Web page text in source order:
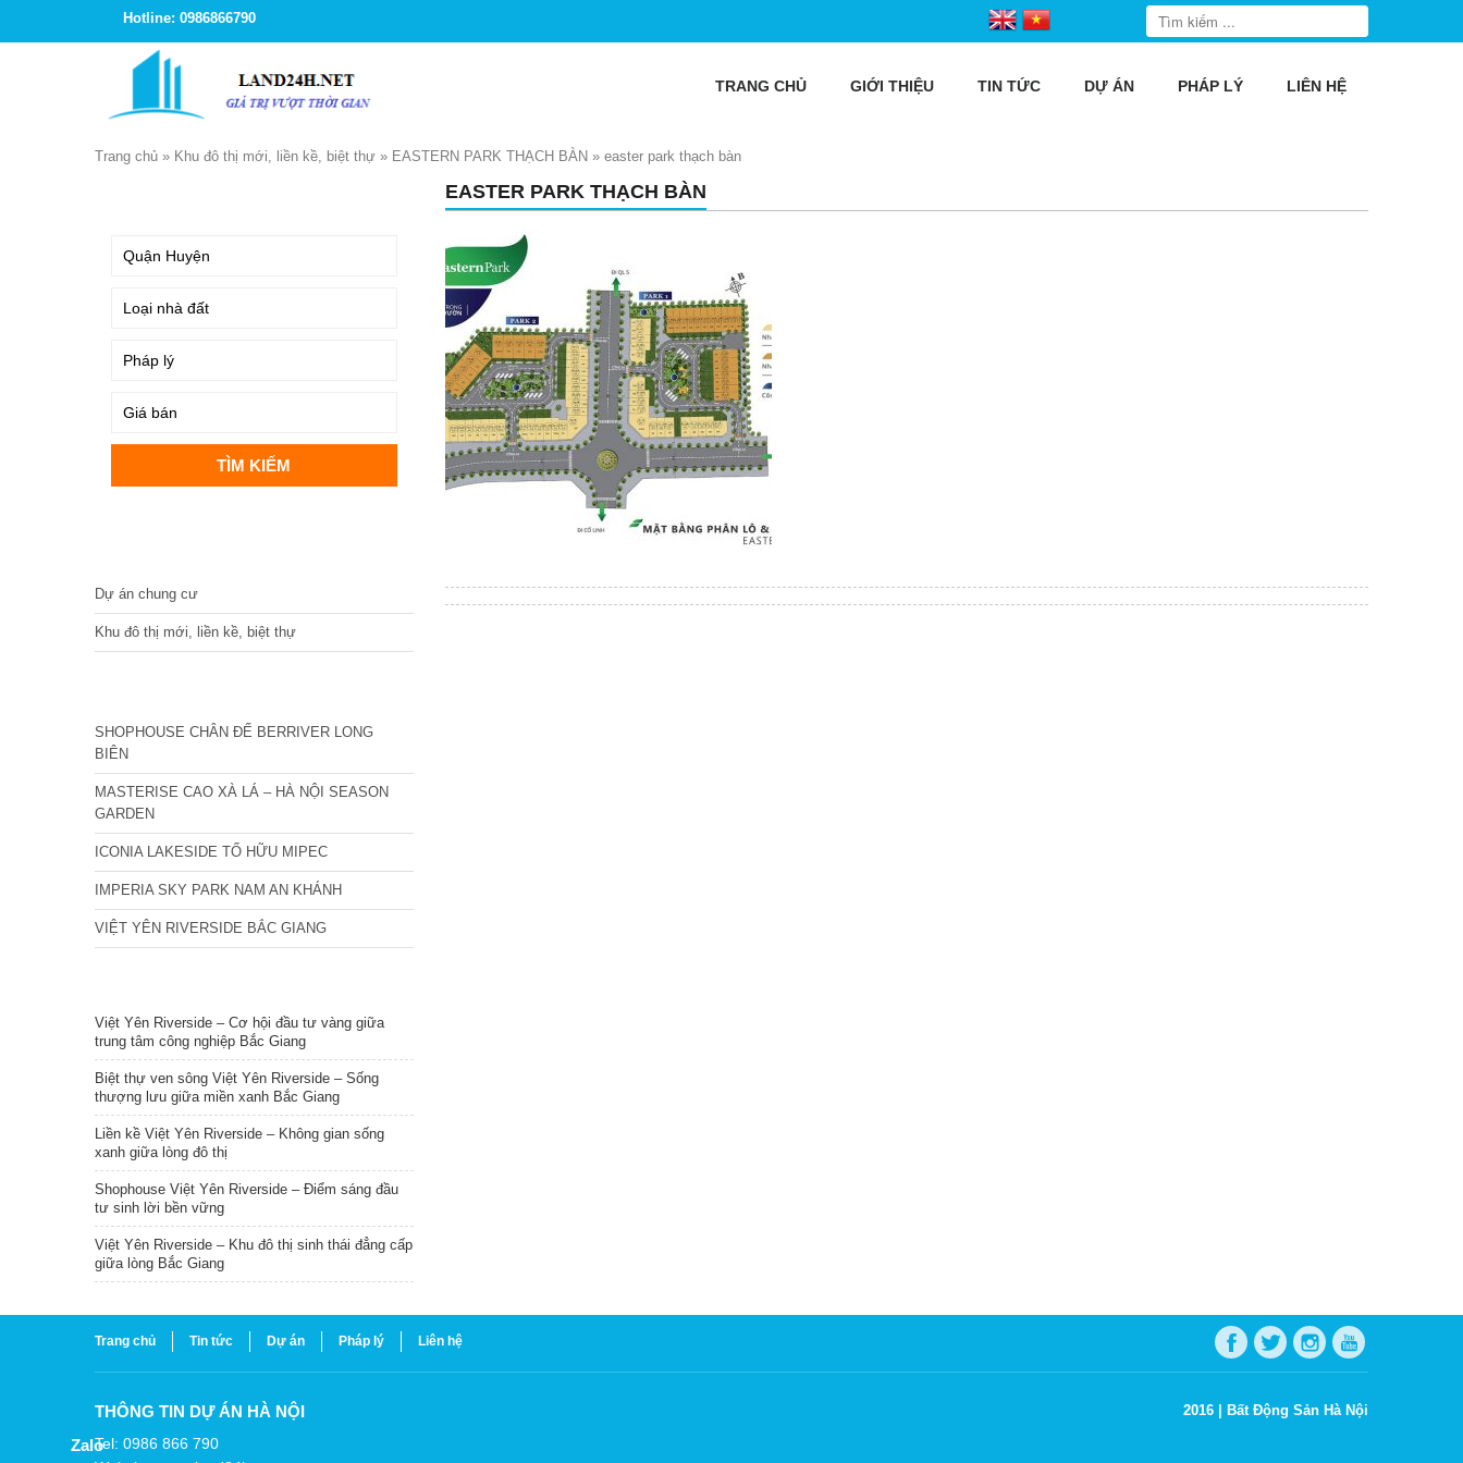
Hotline: 0986866790
TRANG CHỦ GIỚI THIỆU TIN TỨC DỰ ÁN PHÁP LÝ LIÊN HỆ
Trang chủ » Khu đô thị mới, liền kề, biệt thự » EASTERN PARK THẠCH BÀN » easter park thạch bàn
EASTER PARK THẠCH BÀN
Dự án chung cư
Khu đô thị mới, liền kề, biệt thự
SHOPHOUSE CHÂN ĐẾ BERRIVER LONG
BIÊN
MASTERISE CAO XÀ LÁ – HÀ NỘI SEASON
GARDEN
ICONIA LAKESIDE TỐ HỮU MIPEC
IMPERIA SKY PARK NAM AN KHÁNH
VIỆT YÊN RIVERSIDE BẮC GIANG
Việt Yên Riverside – Cơ hội đầu tư vàng giữa
trung tâm công nghiệp Bắc Giang
Biệt thự ven sông Việt Yên Riverside – Sống
thượng lưu giữa miền xanh Bắc Giang
Liền kề Việt Yên Riverside – Không gian sống
xanh giữa lòng đô thị
Shophouse Việt Yên Riverside – Điểm sáng đầu
tư sinh lời bền vững
Việt Yên Riverside – Khu đô thị sinh thái đẳng cấp
giữa lòng Bắc Giang
Trang chủ Tin tức Dự án Pháp lý Liên hệ
THÔNG TIN DỰ ÁN HÀ NỘI
Tel: 0986 866 790
2016 | Bất Động Sản Hà Nội
Zalo